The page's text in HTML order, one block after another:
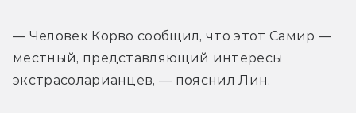
— Человек Корво сообщил, что этот Самир —
местный, представляющий интересы
экстрасоларианцев, — пояснил Лин.